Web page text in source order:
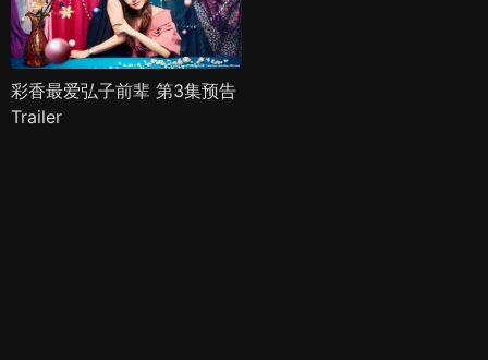
彩香最爱弘子前辈 第3集预告
Trailer